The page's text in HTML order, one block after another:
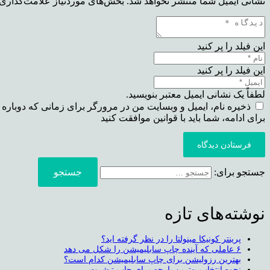
این فیلد را پر کنید
این فیلد را پر کنید
لطفاً یک نشانی ایمیل معتبر بنویسید.
ذخیره نام، ایمیل و وبسایت من در مرورگر برای زمانی که
برای ادامه، شما باید با قوانین موافقت کنید
فرستادن دیدگاه
جستجو برای:
نوشته‌های تازه
پرینتر کونیکا مینولتا را در نظر گرفته اید؟
۶ عاملی که آینده چاپ سابلیمیشن را شکل می دهد
بهترین رزولیشن برای چاپ سابلیمیشن کدام است؟